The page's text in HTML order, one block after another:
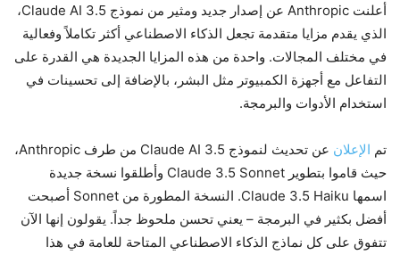
أعلنت Anthropic عن إصدار جديد ومثير من نموذج Claude AI 3.5،
الذي يقدم مزايا متقدمة تجعل الذكاء الاصطناعي أكثر تكاملاً وفعالية
في مختلف المجالات. واحدة من هذه المزايا الجديدة هي القدرة على
التفاعل مع أجهزة الكمبيوتر مثل البشر، بالإضافة إلى تحسينات في
استخدام الأدوات والبرمجة.
تم الإعلان
عن تحديث لنموذج Claude AI 3.5 من طرف Anthropic،
حيث قاموا بتطوير Claude 3.5 Sonnet وأطلقوا نسخة جديدة
اسمها Claude 3.5 Haiku. النسخة المطورة من Sonnet أصبحت
أفضل بكثير في البرمجة – يعني تحسن ملحوظ جداً. يقولون إنها الآن
تتفوق على كل نماذج الذكاء الاصطناعي المتاحة للعامة في هذا